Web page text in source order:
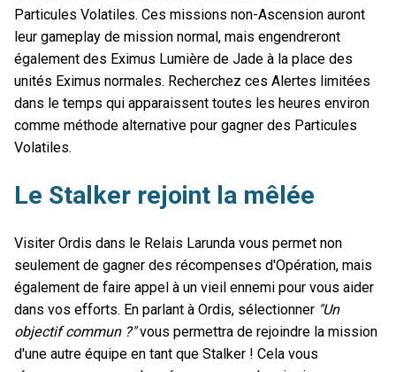
Particules Volatiles. Ces missions non-Ascension auront
leur gameplay de mission normal, mais engendreront
également des Eximus Lumière de Jade à la place des
unités Eximus normales. Recherchez ces Alertes limitées
dans le temps qui apparaissent toutes les heures environ
comme méthode alternative pour gagner des Particules
Volatiles.
Le Stalker rejoint la mêlée
Visiter Ordis dans le Relais Larunda vous permet non
seulement de gagner des récompenses d'Opération, mais
également de faire appel à un vieil ennemi pour vous aider
dans vos efforts. En parlant à Ordis, sélectionner "Un
objectif commun ?"vous permettra de rejoindre la mission
d'une autre équipe en tant que Stalker ! Cela vous